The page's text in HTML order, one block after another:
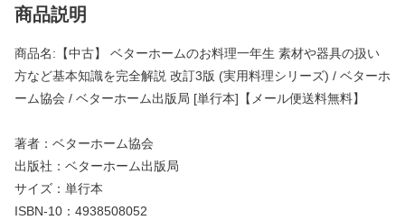
商品説明
商品名:【中古】 ベターホームのお料理一年生 素材や器具の扱い
方など基本知識を完全解説 改訂3版 (実用料理シリーズ) / ベターホ
ーム協会 / ベターホーム出版局 [単行本]【メール便送料無料】
著者：ベターホーム協会
出版社：ベターホーム出版局
サイズ：単行本
ISBN-10：4938508052